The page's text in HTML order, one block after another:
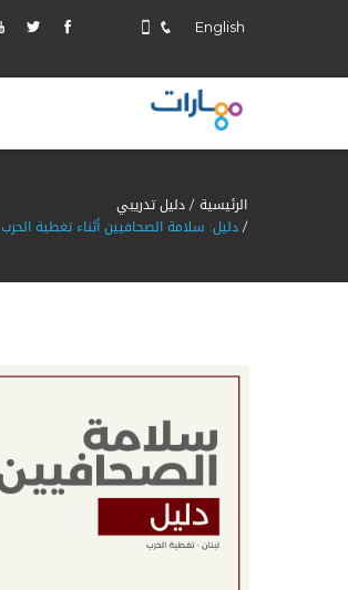
English
الرئيسية دليل تدريبي
دليل: سلامة الصحافيين أثناء تغطية الحرب